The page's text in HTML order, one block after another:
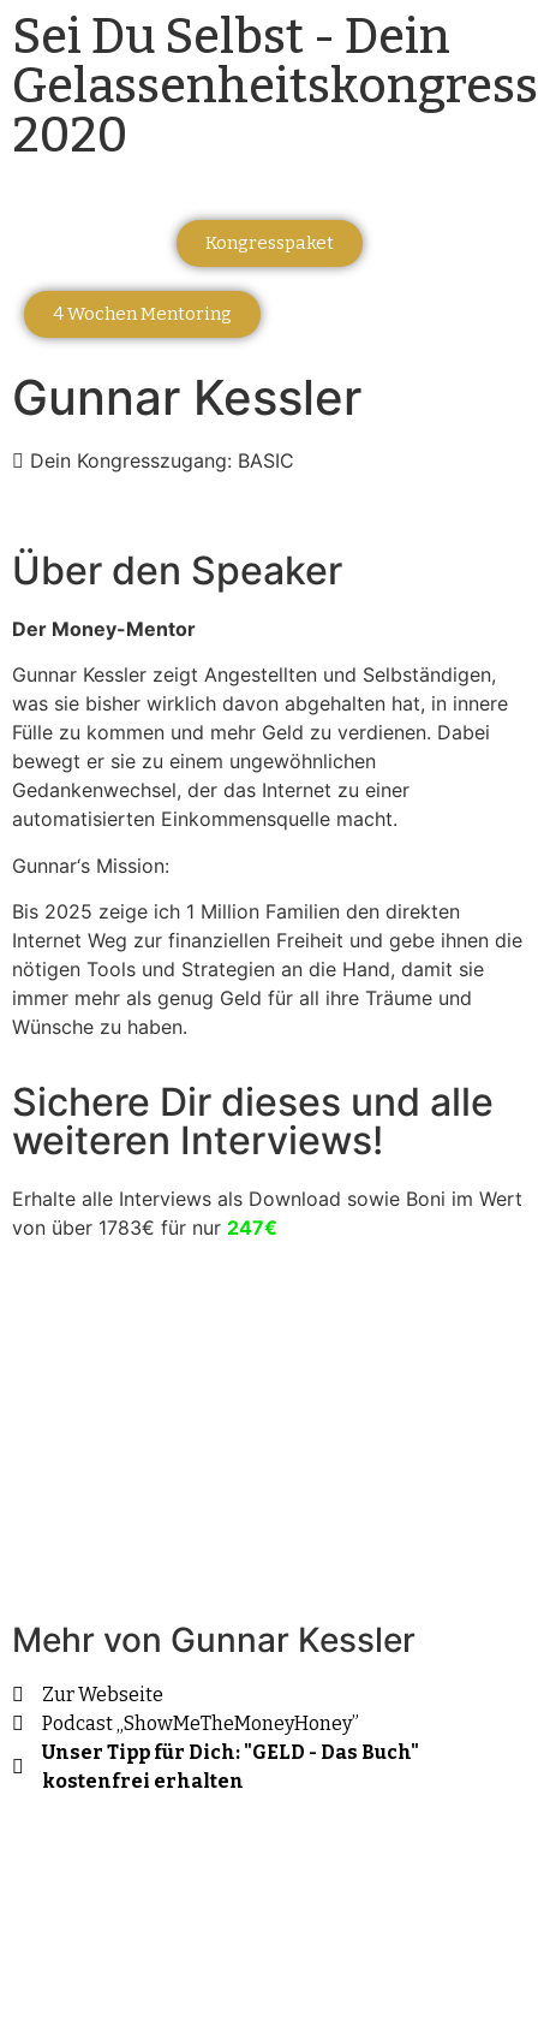
Sei Du Selbst - Dein
Gelassenheitskongress
2020
Kongresspaket
4 Wochen Mentoring
Gunnar Kessler
Dein Kongresszugang: BASIC
Über den Speaker
Der Money-Mentor
Gunnar Kessler zeigt Angestellten und Selbständigen,
was sie bisher wirklich davon abgehalten hat, in innere
Fülle zu kommen und mehr Geld zu verdienen. Dabei
bewegt er sie zu einem ungewöhnlichen
Gedankenwechsel, der das Internet zu einer
automatisierten Einkommensquelle macht.
Gunnar‘s Mission:
Bis 2025 zeige ich 1 Million Familien den direkten
Internet Weg zur finanziellen Freiheit und gebe ihnen die
nötigen Tools und Strategien an die Hand, damit sie
immer mehr als genug Geld für all ihre Träume und
Wünsche zu haben.
Mehr von Gunnar Kessler
Zur Webseite
Podcast „ShowMeTheMoneyHoney”
Unser Tipp für Dich: "GELD - Das Buch"
kostenfrei erhalten
Sichere Dir dieses und alle
weiteren Interviews!
Erhalte alle Interviews als Download sowie Boni im Wert
von über 1783€ für nur 247€